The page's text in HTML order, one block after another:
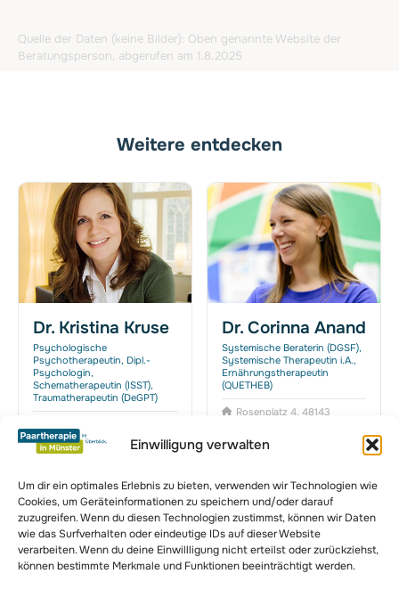
Einwilligung verwalten
Um dir ein optimales Erlebnis zu bieten, verwenden wir Technologien wie
Cookies, um Geräteinformationen zu speichern und/oder darauf
zuzugreifen. Wenn du diesen Technologien zustimmst, können wir Daten
wie das Surfverhalten oder eindeutige IDs auf dieser Website
verarbeiten. Wenn du deine Einwillligung nicht erteilst oder zurückziehst,
können bestimmte Merkmale und Funktionen beeinträchtigt werden.
Quelle der Daten (keine Bilder): Oben genannte Website der
Beratungsperson, abgerufen am 1.8.2025
Weitere entdecken
Dr. Kristina Kruse
Psychologische
Psychotherapeutin, Dipl.-
Psychologin,
Schematherapeutin (ISST),
Traumatherapeutin (DeGPT)
Dr. Corinna Anand
Systemische Beraterin (DGSF),
Systemische Therapeutin i.A.,
Ernährungstherapeutin
(QUETHEB)
Rosenplatz 4, 48143
zur Komplettübersicht